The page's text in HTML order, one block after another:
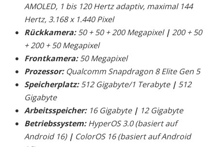
AMOLED, 1 bis 120 Hertz adaptiv, maximal 144
Hertz, 3.168 x 1.440 Pixel
Rückkamera:50 + 50 + 200 Megapixel | 200 + 50
+ 200 + 50 Megapixel
Frontkamera:50 Megapixel
Prozessor:Qualcomm Snapdragon 8 Elite Gen 5
Speicherplatz:512 Gigabyte/1 Terabyte | 512
Gigabyte
Arbeitsspeicher:16 Gigabyte | 12 Gigabyte
Betriebssystem:HyperOS 3.0 (basiert auf
Android 16)| ColorOS 16 (basiert auf Android